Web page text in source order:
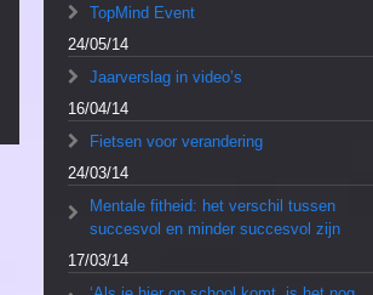
TopMind Event
24/05/14
Jaarverslag in video’s
16/04/14
Fietsen voor verandering
24/03/14
Mentale fitheid: het verschil tussen
succesvol en minder succesvol zijn
17/03/14